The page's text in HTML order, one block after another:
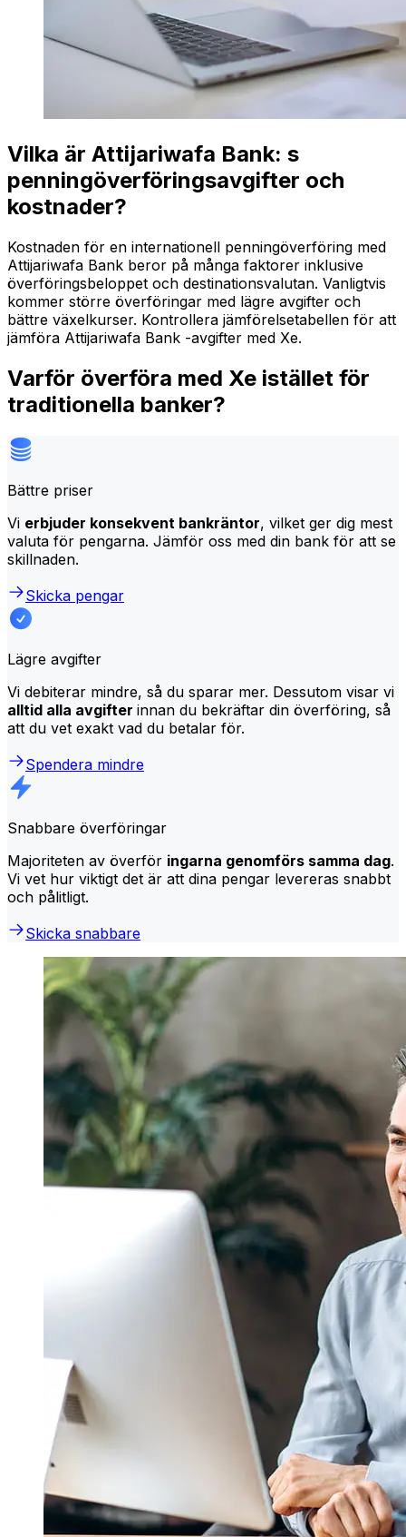
Vilka är Attijariwafa Bank: s
penningöverföringsavgifter och
kostnader?
Kostnaden för en internationell penningöverföring med
Attijariwafa Bank beror på många faktorer inklusive
överföringsbeloppet och destinationsvalutan. Vanligtvis
kommer större överföringar med lägre avgifter och
bättre växelkurser. Kontrollera jämförelsetabellen för att
jämföra Attijariwafa Bank -avgifter med Xe.
Varför överföra med Xe istället för
traditionella banker?
Bättre priser
Vi erbjuder konsekvent bankräntor, vilket ger dig mest
valuta för pengarna. Jämför oss med din bank för att se
skillnaden.
Skicka pengar
Lägre avgifter
Vi debiterar mindre, så du sparar mer. Dessutom visar vi
alltid alla avgifter innan du bekräftar din överföring, så
att du vet exakt vad du betalar för.
Spendera mindre
Snabbare överföringar
Majoriteten av överför ingarna genomförs samma dag.
Vi vet hur viktigt det är att dina pengar levereras snabbt
och pålitligt.
Skicka snabbare